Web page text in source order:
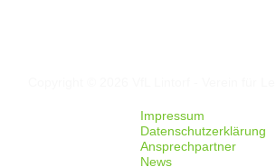
Impressum
Datenschutzerklärung
Ansprechpartner
News